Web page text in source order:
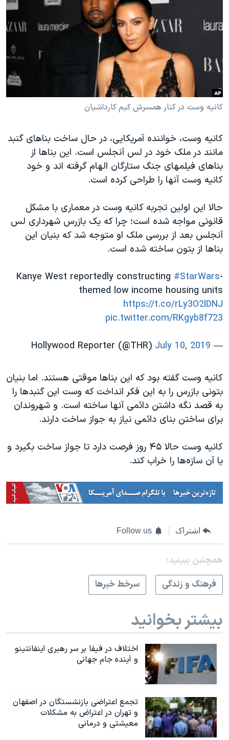
حقوق شهروندی
علم و فناوری
اسرائیل در جنگ
انتخابات ریاست جمهوری آمریکا ۲۰۲۴
حمله جمهوری اسلامی به اسرائیل
رمز مهسا
ورزش زنان در ایران
تریبونال مردمی آبان ۹۸
دادگاه حمید نوری
چهل سال گروگان‌گیری
اعتراضات مردمی آبان ۹۸
اسرائیل در جنگ
نرگس محمدی برنده جایزه نوبل صلح
صفحه‌های ویژه
سفر پرزیدنت ترامپ به چین
زبانهای مختلف
کانیه وست در کنار همسرش کیم کارداشیان
کانیه وست، خواننده آمریکایی، در حال ساخت بناهای گنبد
مانند در ملک خود در لس آنجلس است. این بناها از
بناهای فیلمهای جنگ ستارگان الهام گرفته اند و خود
کانیه وست آنها را طراحی کرده است.
حالا این اولین تجربه کانیه وست در معماری با مشکل
قانونی مواجه شده است؛ چرا که یک بازرس شهرداری لس
آنجلس بعد از بررسی ملک او متوجه شد که بنیان این
بناها از بتون ساخته شده است.
Kanye West reportedly constructing #StarWars-
themed low income housing units
https://t.co/rLy3O2lDNJ
pic.twitter.com/RKgyb8f723
— Hollywood Reporter (@THR)
July 10, 2019
کانیه وست گفته بود که این بناها موقتی هستند. اما بنیان
بتونی بازرس را به این فکر انداخت که وست این گنبدها را
به قصد نگه داشتن دائمی آنها ساخته است. و شهروندان
برای ساختن بنای دائمی نیاز به جواز ساخت دارند.
کانیه وست حالا ۴۵ روز فرصت دارد تا جواز ساخت بگیرد و
یا آن سازه‌ها را خراب کند.
اشتراک Follow us
همچنبن ببینید:
فرهنگ و زندگی
سرخط خبرها
بیشتر بخوانید
اختلاف در فیفا بر سر رهبری اینفانتینو
و آینده جام جهانی
تجمع اعتراضی بازنشستگان در اصفهان
و تهران در اعتراض به مشکلات
معیشتی و درمانی